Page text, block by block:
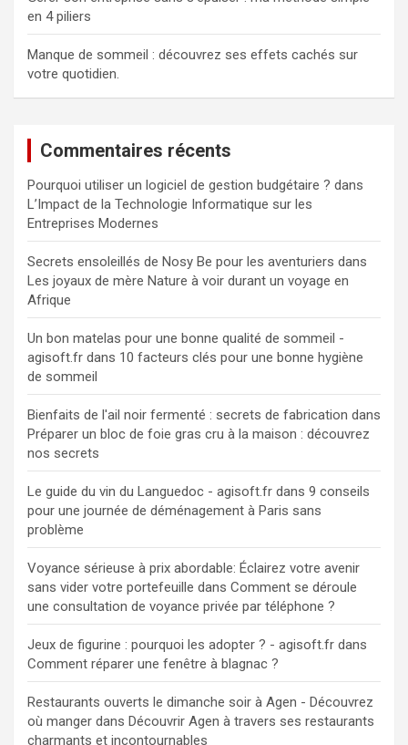
en 4 piliers
Manque de sommeil : découvrez ses effets cachés sur
votre quotidien.
Commentaires récents
Pourquoi utiliser un logiciel de gestion budgétaire ? dans
L’Impact de la Technologie Informatique sur les
Entreprises Modernes
Secrets ensoleillés de Nosy Be pour les aventuriers dans
Les joyaux de mère Nature à voir durant un voyage en
Afrique
Un bon matelas pour une bonne qualité de sommeil -
agisoft.fr dans 10 facteurs clés pour une bonne hygiène
de sommeil
Bienfaits de l'ail noir fermenté : secrets de fabrication dans
Préparer un bloc de foie gras cru à la maison : découvrez
nos secrets
Le guide du vin du Languedoc - agisoft.fr dans 9 conseils
pour une journée de déménagement à Paris sans
problème
Voyance sérieuse à prix abordable: Éclairez votre avenir
sans vider votre portefeuille dans Comment se déroule
une consultation de voyance privée par téléphone ?
Jeux de figurine : pourquoi les adopter ? - agisoft.fr dans
Comment réparer une fenêtre à blagnac ?
Restaurants ouverts le dimanche soir à Agen - Découvrez
où manger dans Découvrir Agen à travers ses restaurants
charmants et incontournables